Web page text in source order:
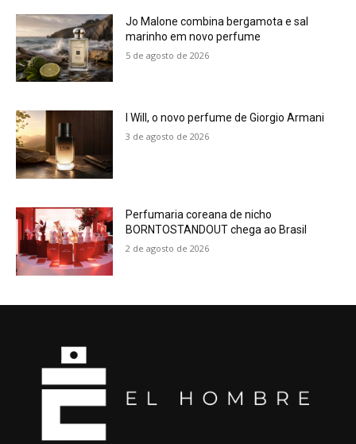
Jo Malone combina bergamota e sal
marinho em novo perfume
5 de agosto de 2026
I Will, o novo perfume de Giorgio Armani
3 de agosto de 2026
Perfumaria coreana de nicho
BORNTOSTANDOUT chega ao Brasil
2 de agosto de 2026